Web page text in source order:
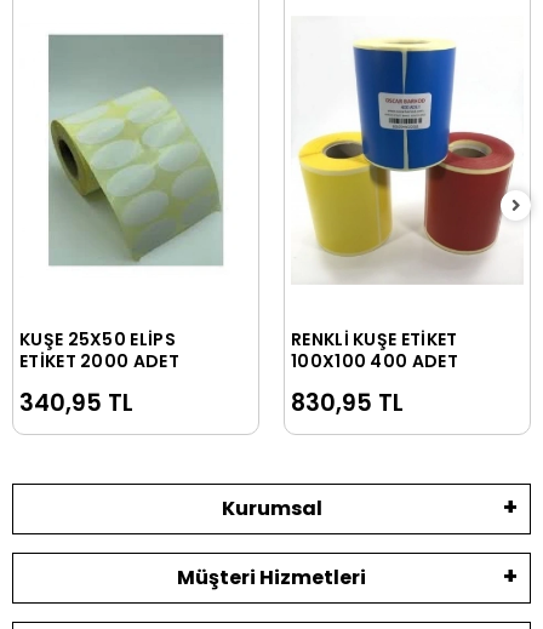
Sepete Ekle
KUŞE 25X50 ELİPS
ETİKET 2000 ADET
340,95 TL
Sepete Ekle
RENKLİ KUŞE ETİKET
100X100 400 ADET
830,95 TL
Kurumsal
Müşteri Hizmetleri